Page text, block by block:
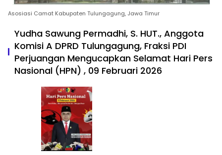
Asosiasi Camat Kabupaten Tulungagung, Jawa Timur
Yudha Sawung Permadhi, S. HUT., Anggota
Komisi A DPRD Tulungagung, Fraksi PDI
Perjuangan Mengucapkan Selamat Hari Pers
Nasional (HPN) , 09 Februari 2026